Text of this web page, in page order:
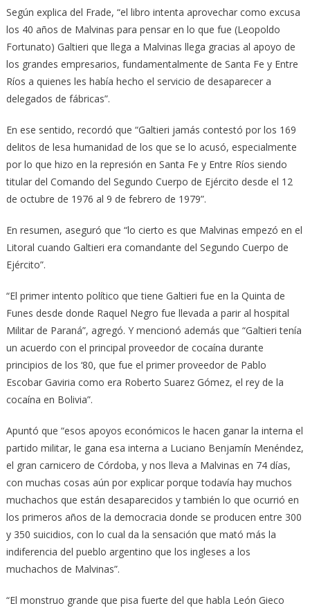
Según explica del Frade, “el libro intenta aprovechar como excusa
los 40 años de Malvinas para pensar en lo que fue (Leopoldo
Fortunato) Galtieri que llega a Malvinas llega gracias al apoyo de
los grandes empresarios, fundamentalmente de Santa Fe y Entre
Ríos a quienes les había hecho el servicio de desaparecer a
delegados de fábricas”.
En ese sentido, recordó que “Galtieri jamás contestó por los 169
delitos de lesa humanidad de los que se lo acusó, especialmente
por lo que hizo en la represión en Santa Fe y Entre Ríos siendo
titular del Comando del Segundo Cuerpo de Ejército desde el 12
de octubre de 1976 al 9 de febrero de 1979”.
En resumen, aseguró que “lo cierto es que Malvinas empezó en el
Litoral cuando Galtieri era comandante del Segundo Cuerpo de
Ejército”.
“El primer intento político que tiene Galtieri fue en la Quinta de
Funes desde donde Raquel Negro fue llevada a parir al hospital
Militar de Paraná”, agregó. Y mencionó además que “Galtieri tenía
un acuerdo con el principal proveedor de cocaína durante
principios de los ‘80, que fue el primer proveedor de Pablo
Escobar Gaviria como era Roberto Suarez Gómez, el rey de la
cocaína en Bolivia”.
Apuntó que “esos apoyos económicos le hacen ganar la interna el
partido militar, le gana esa interna a Luciano Benjamín Menéndez,
el gran carnicero de Córdoba, y nos lleva a Malvinas en 74 días,
con muchas cosas aún por explicar porque todavía hay muchos
muchachos que están desaparecidos y también lo que ocurrió en
los primeros años de la democracia donde se producen entre 300
y 350 suicidios, con lo cual da la sensación que mató más la
indiferencia del pueblo argentino que los ingleses a los
muchachos de Malvinas”.
“El monstruo grande que pisa fuerte del que habla León Gieco